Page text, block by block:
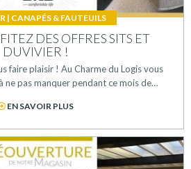
| CANAPÉS & FAUTEUILS
DES OFFRES SITS ET
DUVIVIER !
faire plaisir ! Au Charme du Logis vous
ne pas manquer pendant ce mois de…
EN SAVOIR PLUS